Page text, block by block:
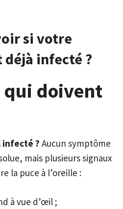
si votre
infecté ?
qui doivent
infecté ? Aucun symptôme
mais plusieurs signaux
la puce à l’oreille :
à vue d’œil ;